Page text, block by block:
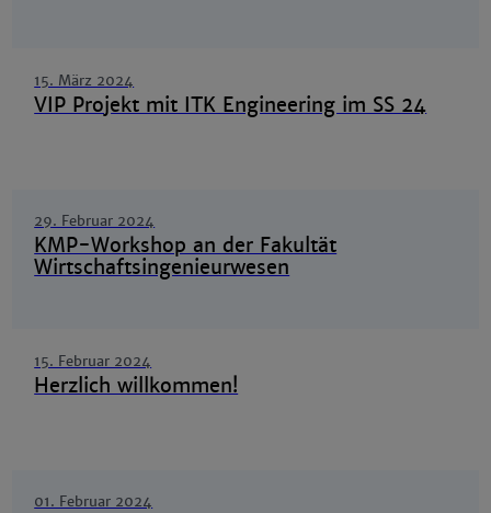
15. März 2024
VIP Projekt mit ITK Engineering im SS 24
29. Februar 2024
KMP-Workshop an der Fakultät
Wirtschaftsingenieurwesen
15. Februar 2024
Herzlich willkommen!
01. Februar 2024